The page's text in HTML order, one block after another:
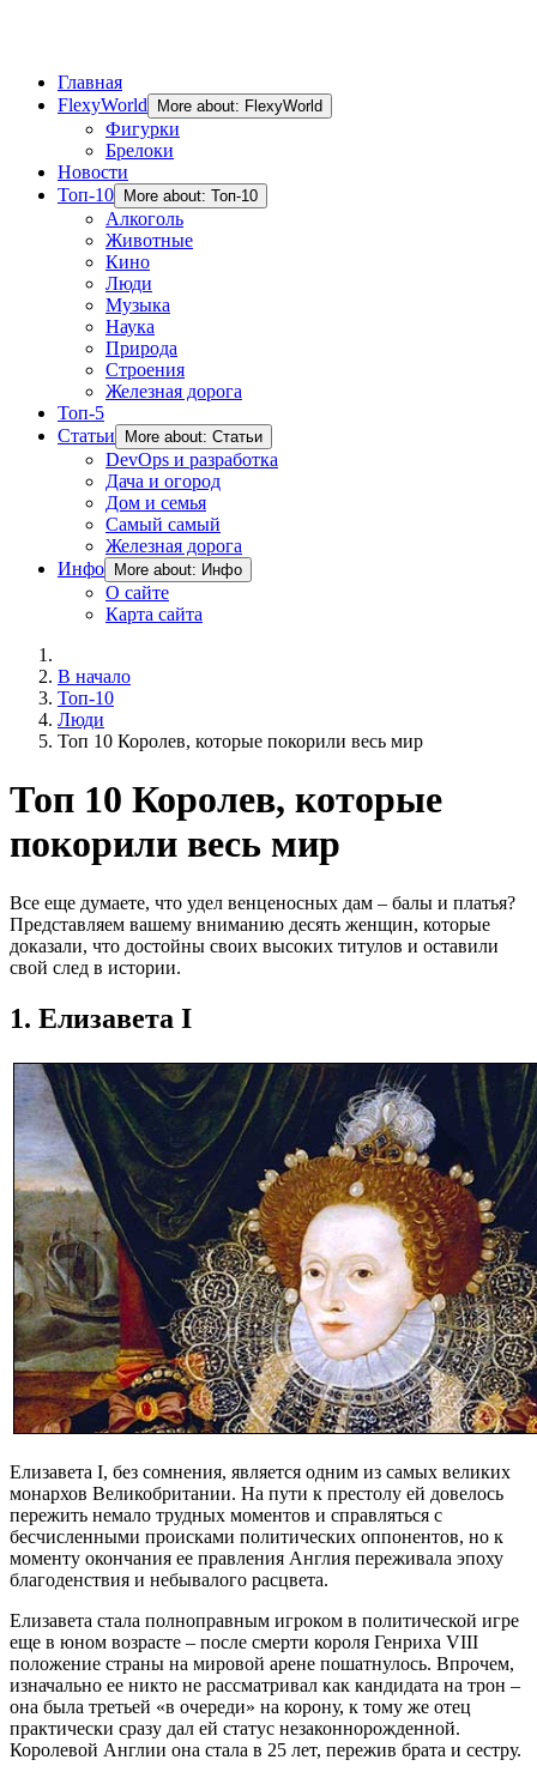
Главная
FlexyWorld
More about: FlexyWorld
Фигурки
Брелоки
Новости
Топ-10
More about: Топ-10
Алкоголь
Животные
Кино
Люди
Музыка
Наука
Природа
Строения
Железная дорога
Топ-5
Статьи
More about: Статьи
DevOps и разработка
Дача и огород
Дом и семья
Самый самый
Железная дорога
Инфо
More about: Инфо
О сайте
Карта сайта
В начало
Топ-10
Люди
Топ 10 Королев, которые покорили весь мир
Топ 10 Королев, которые
покорили весь мир
Все еще думаете, что удел венценосных дам – балы и платья?
Представляем вашему вниманию десять женщин, которые
доказали, что достойны своих высоких титулов и оставили
свой след в истории.
1. Eлизавета І
Елизавета I, без сомнения, является одним из самых великих
монархов Великобритании. На пути к престолу ей довелось
пережить немало трудных моментов и справляться с
бесчисленными происками политических оппонентов, но к
моменту окончания ее правления Англия переживала эпоху
благоденствия и небывалого расцвета.
Елизавета стала полноправным игроком в политической игре
еще в юном возрасте – после смерти короля Генриха VIII
положение страны на мировой арене пошатнулось. Впрочем,
изначально ее никто не рассматривал как кандидата на трон –
она была третьей «в очереди» на корону, к тому же отец
практически сразу дал ей статус незаконнорожденной.
Королевой Англии она стала в 25 лет, пережив брата и сестру.